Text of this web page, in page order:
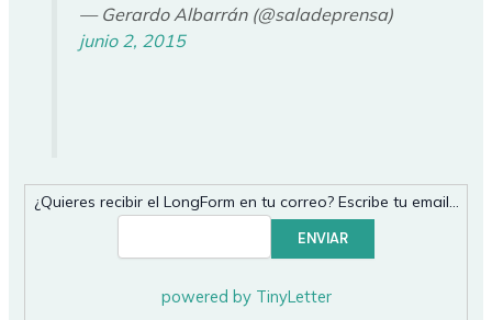
— Gerardo Albarrán (@saladeprensa)
junio 2, 2015
¿Quieres recibir el LongForm en tu correo? Escribe tu email…
powered by TinyLetter